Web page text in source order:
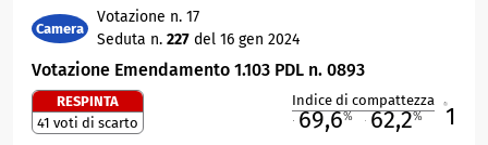
Camera
Votazione n. 17
Seduta n. 227 del 16 gen 2024
Votazione Emendamento 1.103 PDL n. 0893
RESPINTA
41 voti di scarto
Indice di compattezza
69,6% 62,2% 1